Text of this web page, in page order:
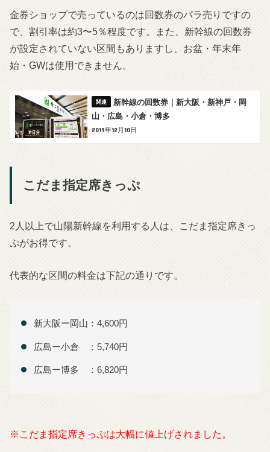
金券ショップで売っているのは回数券のバラ売りですの
で、割引率は約3〜5％程度です。また、新幹線の回数券
が設定されていない区間もありますし、お盆・年末年
始・GWは使用できません。
新幹線の回数券｜新大阪・新神戸・岡
山・広島・小倉・博多
2019年12月10日
こだま指定席きっぷ
2人以上で山陽新幹線を利用する人は、こだま指定席きっ
ぷがお得です。
代表的な区間の料金は下記の通りです。
新大阪ー岡山：4,600円
広島ー小倉 ：5,740円
広島ー博多 ：6,820円
※こだま指定席きっぷは大幅に値上げされました。